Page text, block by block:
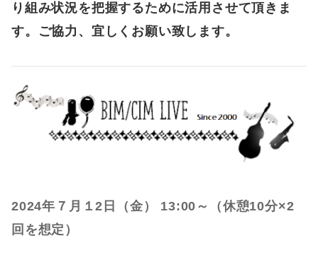
り組み状況を把握するために活用させて頂きま
す。ご協力、宜しくお願い致します。
2024年７月１2日（金） 13:00～（休憩10分×2
回を想定）